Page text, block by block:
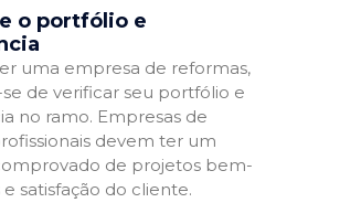
o portfólio e
uma empresa de reformas,
de verificar seu portfólio e
no ramo. Empresas de
devem ter um
de projetos bem-
satisfação do cliente.